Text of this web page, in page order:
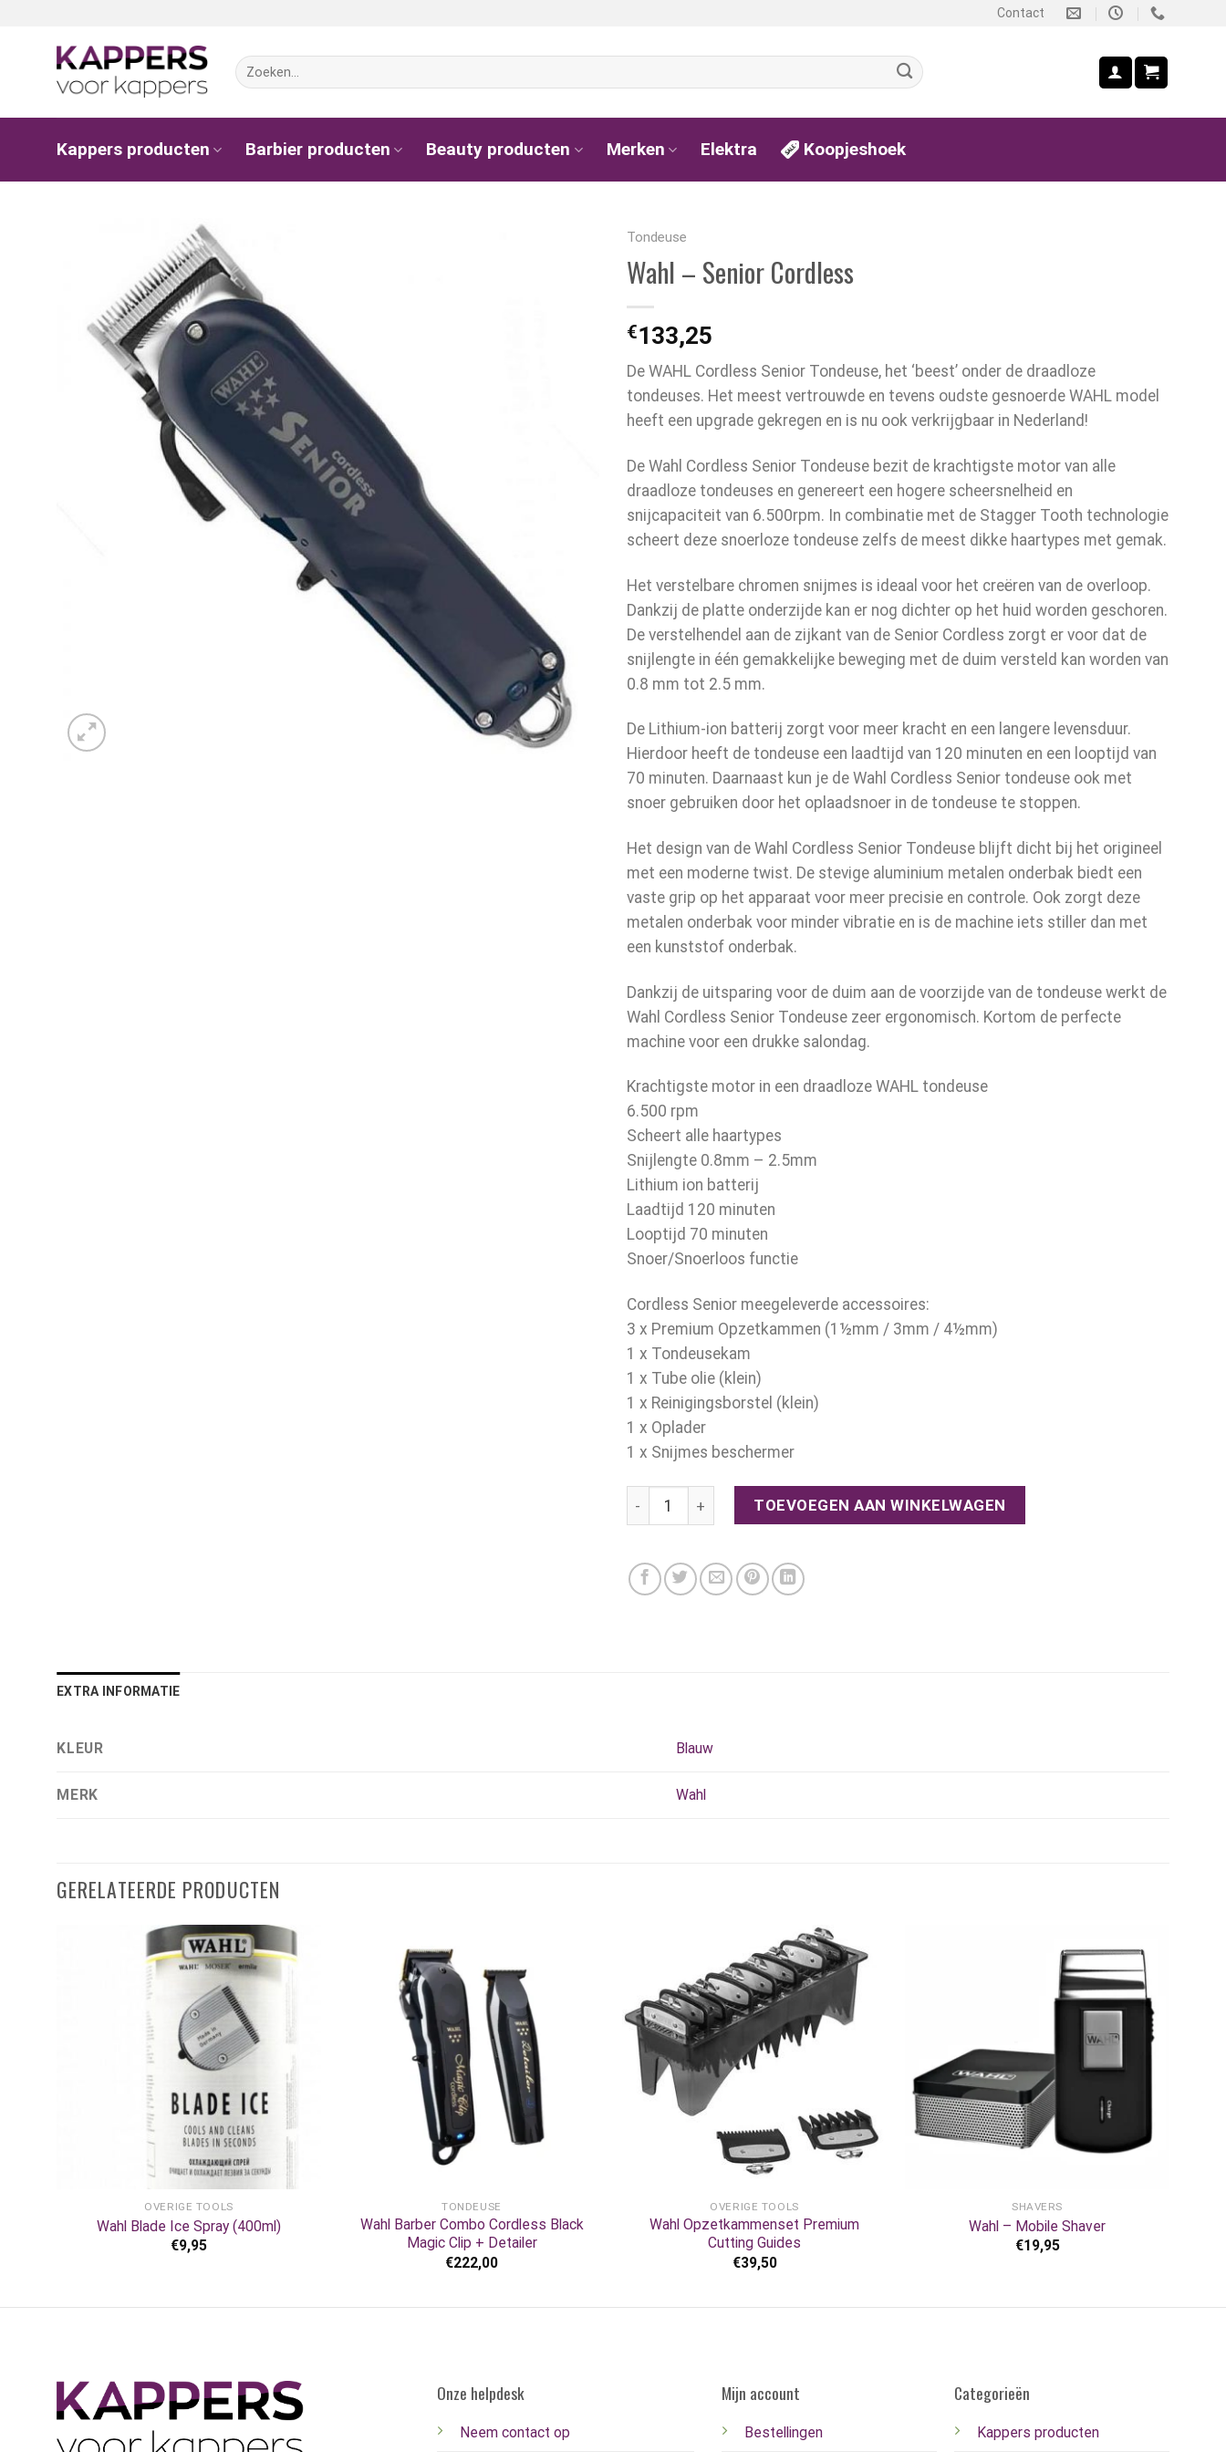
Contact
Zoeken
naar:
Kappers producten Barbier producten Beauty producten Merken Elektra Koopjeshoek
Tondeuse
Wahl – Senior Cordless
€133,25
De WAHL Cordless Senior Tondeuse, het ‘beest’ onder de draadloze
tondeuses. Het meest vertrouwde en tevens oudste gesnoerde WAHL model
heeft een upgrade gekregen en is nu ook verkrijgbaar in Nederland!
De Wahl Cordless Senior Tondeuse bezit de krachtigste motor van alle
draadloze tondeuses en genereert een hogere scheersnelheid en
snijcapaciteit van 6.500rpm. In combinatie met de Stagger Tooth technologie
scheert deze snoerloze tondeuse zelfs de meest dikke haartypes met gemak.
Het verstelbare chromen snijmes is ideaal voor het creëren van de overloop.
Dankzij de platte onderzijde kan er nog dichter op het huid worden geschoren.
De verstelhendel aan de zijkant van de Senior Cordless zorgt er voor dat de
snijlengte in één gemakkelijke beweging met de duim versteld kan worden van
0.8 mm tot 2.5 mm.
De Lithium-ion batterij zorgt voor meer kracht en een langere levensduur.
Hierdoor heeft de tondeuse een laadtijd van 120 minuten en een looptijd van
70 minuten. Daarnaast kun je de Wahl Cordless Senior tondeuse ook met
snoer gebruiken door het oplaadsnoer in de tondeuse te stoppen.
Het design van de Wahl Cordless Senior Tondeuse blijft dicht bij het origineel
met een moderne twist. De stevige aluminium metalen onderbak biedt een
vaste grip op het apparaat voor meer precisie en controle. Ook zorgt deze
metalen onderbak voor minder vibratie en is de machine iets stiller dan met
een kunststof onderbak.
Dankzij de uitsparing voor de duim aan de voorzijde van de tondeuse werkt de
Wahl Cordless Senior Tondeuse zeer ergonomisch. Kortom de perfecte
machine voor een drukke salondag.
Krachtigste motor in een draadloze WAHL tondeuse
6.500 rpm
Scheert alle haartypes
Snijlengte 0.8mm – 2.5mm
Lithium ion batterij
Laadtijd 120 minuten
Looptijd 70 minuten
Snoer/Snoerloos functie
Cordless Senior meegeleverde accessoires:
3 x Premium Opzetkammen (1½mm / 3mm / 4½mm)
1 x Tondeusekam
1 x Tube olie (klein)
1 x Reinigingsborstel (klein)
1 x Oplader
1 x Snijmes beschermer
Wahl – Senior Cordless aantalTOEVOEGEN AAN WINKELWAGEN
EXTRA INFORMATIE
KLEUR Blauw
MERK Wahl
GERELATEERDE PRODUCTEN
OVERIGE TOOLS
Wahl Blade Ice Spray (400ml)
€9,95
TONDEUSE
Wahl Barber Combo Cordless Black
Magic Clip + Detailer
€222,00
OVERIGE TOOLS
Wahl Opzetkammenset Premium
Cutting Guides
€39,50
SHAVERS
Wahl – Mobile Shaver
€19,95
Onze helpdesk
Neem contact op
Mijn account
Bestellingen
Categorieën
Kappers producten